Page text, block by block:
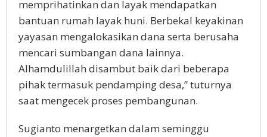
memprihatinkan dan layak mendapatkan
bantuan rumah layak huni. Berbekal keyakinan
yayasan mengalokasikan dana serta berusaha
mencari sumbangan dana lainnya.
Alhamdulillah disambut baik dari beberapa
pihak termasuk pendamping desa,” tuturnya
saat mengecek proses pembangunan.
Sugianto menargetkan dalam seminggu